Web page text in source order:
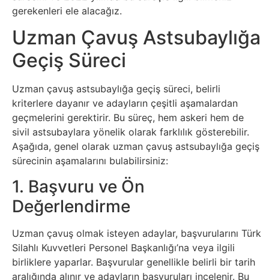
Elektronik
Cihazlar
Facebook
Felsefe
Finans
Genel
Gezi
Gizem
Grafik
gerekenleri ele alacağız.
Uzman Çavuş Astsubaylığa
Geçiş Süreci
Uzman çavuş astsubaylığa geçiş süreci, belirli
kriterlere dayanır ve adayların çeşitli aşamalardan
geçmelerini gerektirir. Bu süreç, hem askeri hem de
sivil astsubaylara yönelik olarak farklılık gösterebilir.
Aşağıda, genel olarak uzman çavuş astsubaylığa geçiş
sürecinin aşamalarını bulabilirsiniz:
1. Başvuru ve Ön
Değerlendirme
Uzman çavuş olmak isteyen adaylar, başvurularını Türk
Silahlı Kuvvetleri Personel Başkanlığı’na veya ilgili
birliklere yaparlar. Başvurular genellikle belirli bir tarih
aralığında alınır ve adayların başvuruları incelenir. Bu